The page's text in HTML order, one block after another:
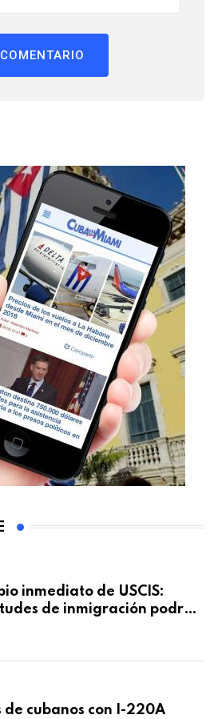
inmediato de USCIS:
de inmigración podrán
de cubanos con I-220A